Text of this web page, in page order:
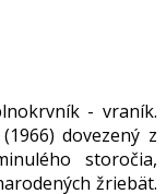
- vraník.
dovezený z
storočia,
žriebät.